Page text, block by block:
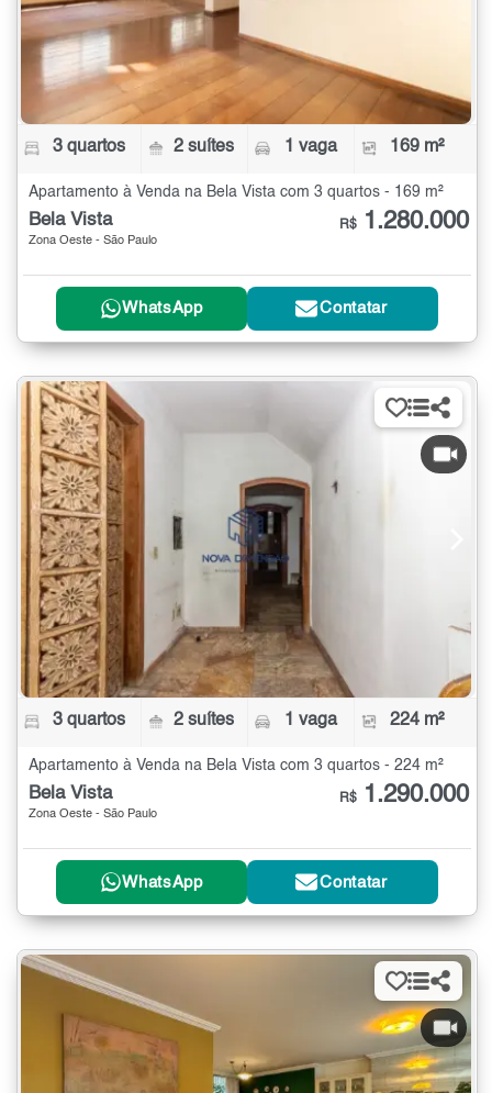
3 quartos 2 suítes 1 vaga 169 m²
Apartamento à Venda na Bela Vista com 3 quartos - 169 m²
Bela Vista
Zona Oeste - São Paulo
R$ 1.280.000
WhatsApp Contatar
3 quartos 2 suítes 1 vaga 224 m²
Apartamento à Venda na Bela Vista com 3 quartos - 224 m²
Bela Vista
Zona Oeste - São Paulo
R$ 1.290.000
WhatsApp Contatar